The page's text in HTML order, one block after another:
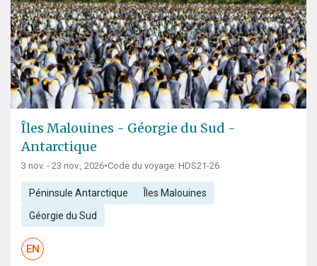
Îles Malouines - Géorgie du Sud -
Antarctique
3 nov. - 23 nov., 2026•Code du voyage: HDS21-26
Péninsule Antarctique Îles Malouines
Géorgie du Sud
EN